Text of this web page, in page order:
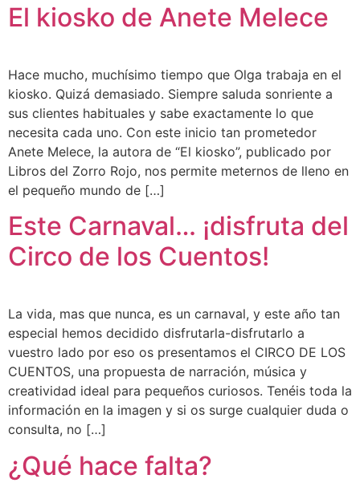
El kiosko de Anete Melece
Hace mucho, muchísimo tiempo que Olga trabaja en el
kiosko. Quizá demasiado. Siempre saluda sonriente a
sus clientes habituales y sabe exactamente lo que
necesita cada uno. Con este inicio tan prometedor
Anete Melece, la autora de “El kiosko”, publicado por
Libros del Zorro Rojo, nos permite meternos de lleno en
el pequeño mundo de […]
Este Carnaval… ¡disfruta del
Circo de los Cuentos!
La vida, mas que nunca, es un carnaval, y este año tan
especial hemos decidido disfrutarla-disfrutarlo a
vuestro lado por eso os presentamos el CIRCO DE LOS
CUENTOS, una propuesta de narración, música y
creatividad ideal para pequeños curiosos. Tenéis toda la
información en la imagen y si os surge cualquier duda o
consulta, no […]
¿Qué hace falta?